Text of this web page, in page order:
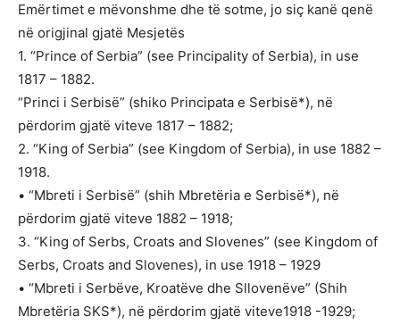
Emërtimet e mëvonshme dhe të sotme, jo siç kanë qenë
në origjinal gjatë Mesjetës
1. “Prince of Serbia” (see Principality of Serbia), in use
1817 – 1882.
“Princi i Serbisë” (shiko Principata e Serbisë*), në
përdorim gjatë viteve 1817 – 1882;
2. “King of Serbia” (see Kingdom of Serbia), in use 1882 –
1918.
• “Mbreti i Serbisë” (shih Mbretëria e Serbisë*), në
përdorim gjatë viteve 1882 – 1918;
3. “King of Serbs, Croats and Slovenes” (see Kingdom of
Serbs, Croats and Slovenes), in use 1918 – 1929
• “Mbreti i Serbëve, Kroatëve dhe Sllovenëve” (Shih
Mbretëria SKS*), në përdorim gjatë viteve1918 -1929;